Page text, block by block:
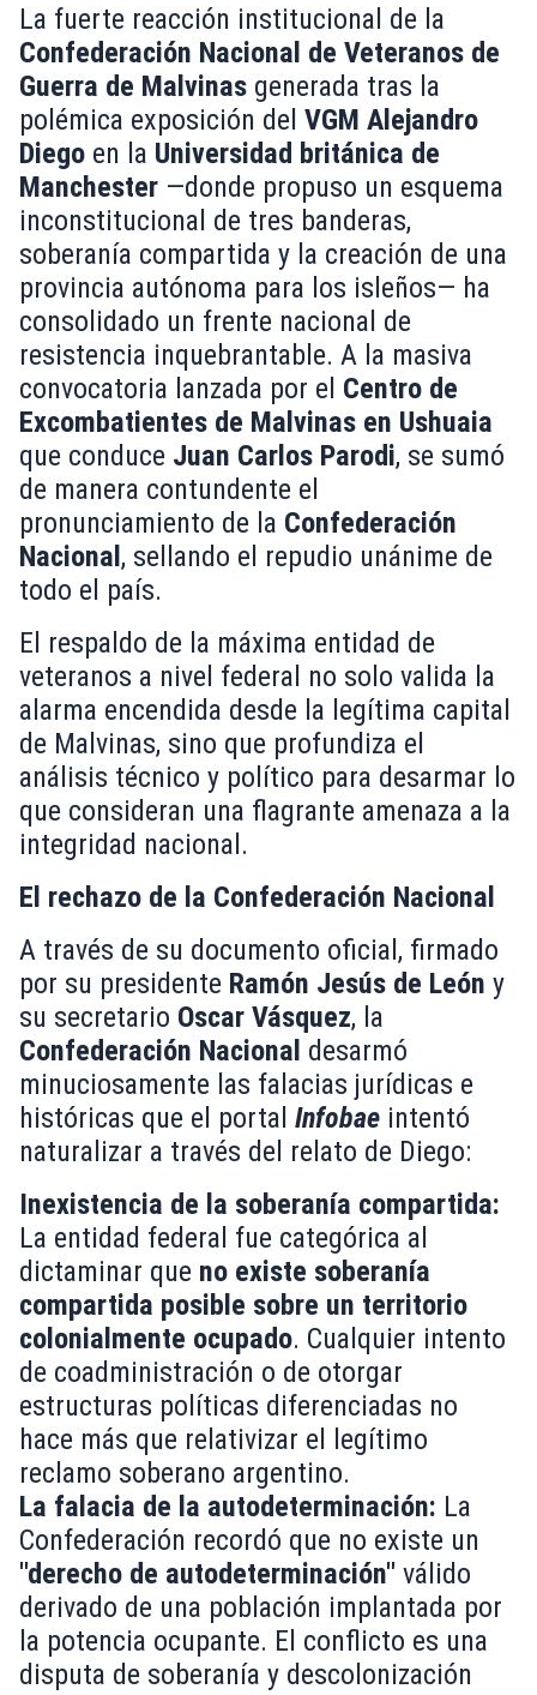
La fuerte reacción institucional de la
Confederación Nacional de Veteranos de
Guerra de Malvinas generada tras la
polémica exposición del VGM Alejandro
Diego en la Universidad británica de
Manchester —donde propuso un esquema
inconstitucional de tres banderas,
soberanía compartida y la creación de una
provincia autónoma para los isleños— ha
consolidado un frente nacional de
resistencia inquebrantable. A la masiva
convocatoria lanzada por el Centro de
Excombatientes de Malvinas en Ushuaia
que conduce Juan Carlos Parodi, se sumó
de manera contundente el
pronunciamiento de la Confederación
Nacional , sellando el repudio unánime de
todo el país.
El respaldo de la máxima entidad de
veteranos a nivel federal no solo valida la
alarma encendida desde la legítima capital
de Malvinas, sino que profundiza el
análisis técnico y político para desarmar lo
que consideran una flagrante amenaza a la
integridad nacional.
El rechazo de la Confederación Nacional
A través de su documento oficial, firmado
por su presidente Ramón Jesús de León y
su secretario Oscar Vásquez, la
Confederación Nacional desarmó
minuciosamente las falacias jurídicas e
históricas que el portal Infobae intentó
naturalizar a través del relato de Diego:
Inexistencia de la soberanía compartida:
La entidad federal fue categórica al
dictaminar que no existe soberanía
compartida posible sobre un territorio
colonialmente ocupado. Cualquier intento
de coadministración o de otorgar
estructuras políticas diferenciadas no
hace más que relativizar el legítimo
reclamo soberano argentino.
La falacia de la autodeterminación: La
Confederación recordó que no existe un
"derecho de autodeterminación" válido
derivado de una población implantada por
la potencia ocupante. El conflicto es una
disputa de soberanía y descolonización